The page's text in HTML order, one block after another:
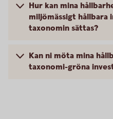
Hur kan mina
miljömässigt hållbara
taxonomin sättas?
Kan ni möta mina
taxonomi-gröna